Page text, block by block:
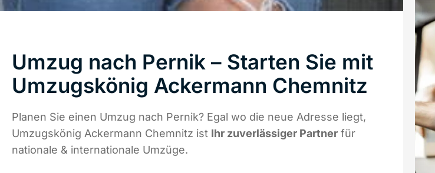
Umzug nach Pernik – Starten Sie mit
Umzugskönig Ackermann Chemnitz
Planen Sie einen Umzug nach Pernik? Egal wo die neue Adresse liegt,
Umzugskönig Ackermann Chemnitz ist Ihr zuverlässiger Partner für
nationale & internationale Umzüge.